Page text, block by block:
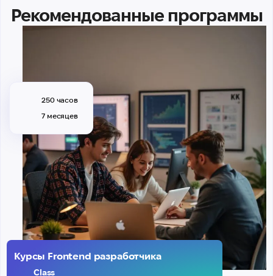
Рекомендованные программы
250 часов
7 месяцев
Курсы Frontend разработчика
Class